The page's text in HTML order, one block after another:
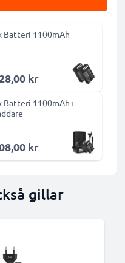
Batteri 1100mAh
kr
Batteri 1100mAh+
kr
gillar